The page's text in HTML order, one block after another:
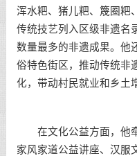
浑水粑、猪儿粑、篾圈粑
传统技艺列入区级非遗名
数量最多的非遗成果。他
俗特色街区，推动传统非
化，带动村民就业和乡土
在文化公益方面，他牵
家风家道公益讲座、汉服